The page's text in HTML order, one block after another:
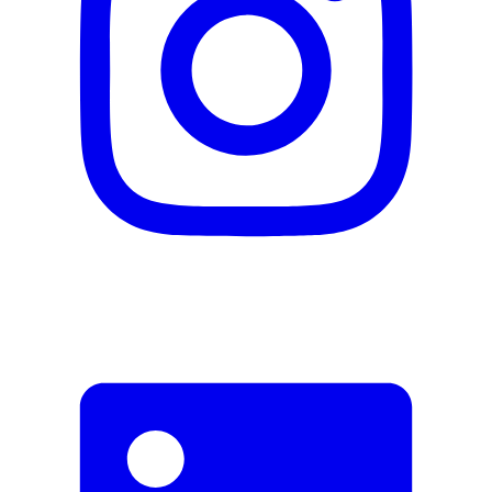
Adresse e-mail (facultatif)
Fermer le formulaire
Envoyer
Signaler des données erronées